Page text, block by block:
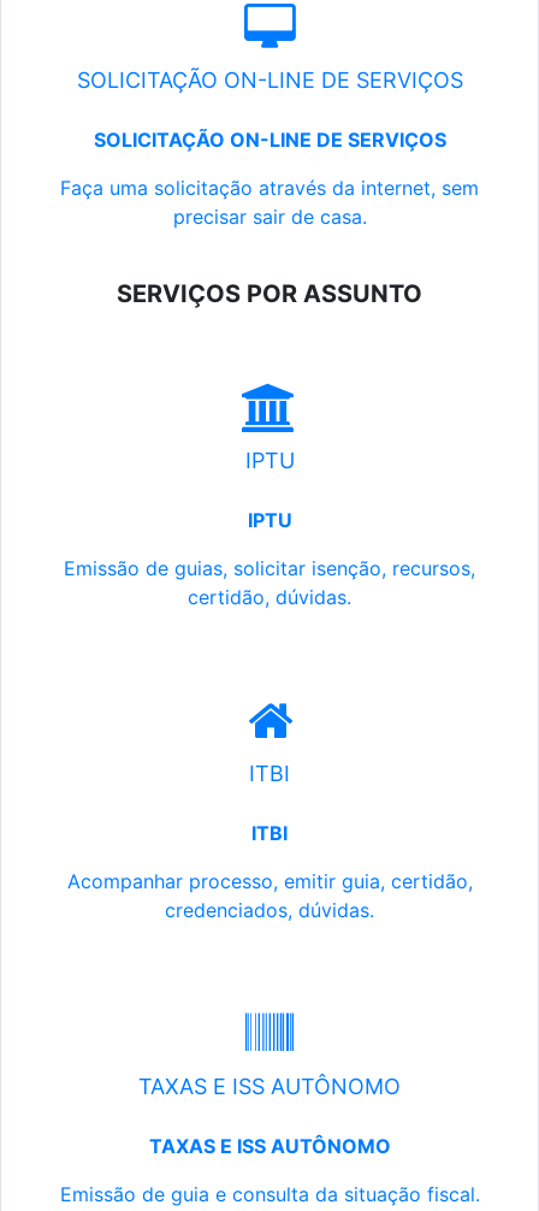
SOLICITAÇÃO ON-LINE DE SERVIÇOS
SOLICITAÇÃO ON-LINE DE SERVIÇOS
Faça uma solicitação através da internet, sem
precisar sair de casa.
SERVIÇOS POR ASSUNTO
IPTU
IPTU
Emissão de guias, solicitar isenção, recursos,
certidão, dúvidas.
ITBI
ITBI
Acompanhar processo, emitir guia, certidão,
credenciados, dúvidas.
TAXAS E ISS AUTÔNOMO
TAXAS E ISS AUTÔNOMO
Emissão de guia e consulta da situação fiscal.